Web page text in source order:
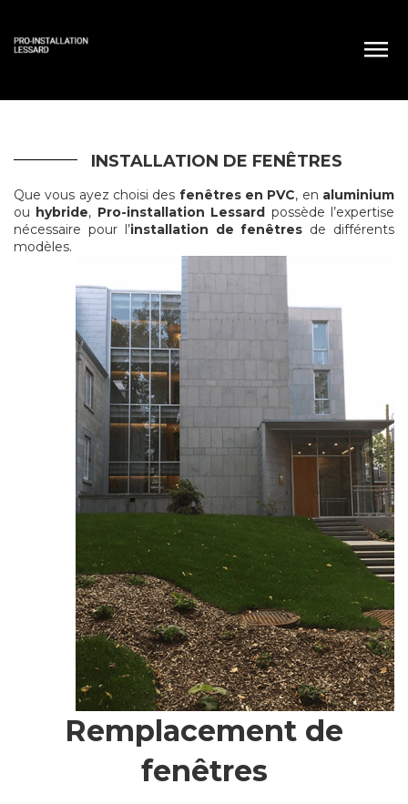
INSTALLATION DE FENÊTRES
Que vous ayez choisi des fenêtres en PVC, en aluminium
ou hybride, Pro-installation Lessard possède l’expertise
nécessaire pour l’installation de fenêtres de différents
modèles.
Remplacement de
fenêtres